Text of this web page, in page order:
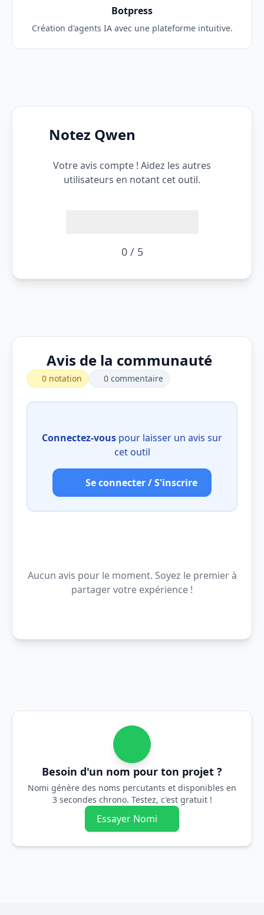
Botpress
Création d'agents IA avec une plateforme intuitive.
Notez Qwen
Votre avis compte ! Aidez les autres
utilisateurs en notant cet outil.
0 / 5
Avis de la communauté
0 notation 0 commentaire
Connectez-vous pour laisser un avis sur
cet outil
Se connecter / S'inscrire
Aucun avis pour le moment. Soyez le premier à
partager votre expérience !
Besoin d'un nom pour ton projet ?
Nomi génère des noms percutants et disponibles en
3 secondes chrono. Testez, c'est gratuit !
Essayer Nomi